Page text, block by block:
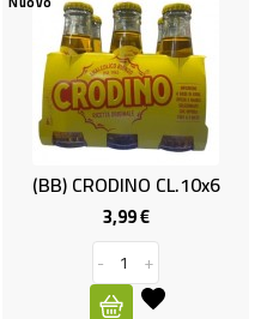
(BB) CRODINO CL.10x6
3,99 €Prezzo
-
+